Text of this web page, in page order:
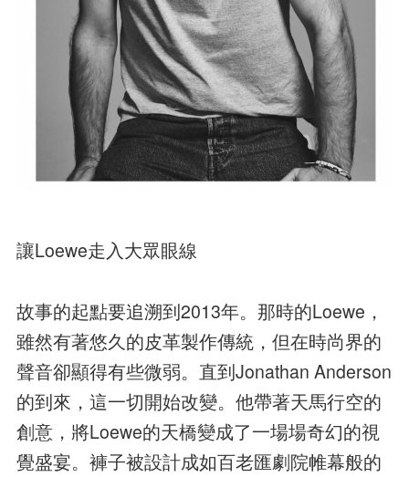
讓Loewe走入大眾眼線
故事的起點要追溯到2013年。那時的Loewe，
雖然有著悠久的皮革製作傳統，但在時尚界的
聲音卻顯得有些微弱。直到Jonathan Anderson
的到來，這一切開始改變。他帶著天馬行空的
創意，將Loewe的天橋變成了一場場奇幻的視
覺盛宴。褲子被設計成如百老匯劇院帷幕般的